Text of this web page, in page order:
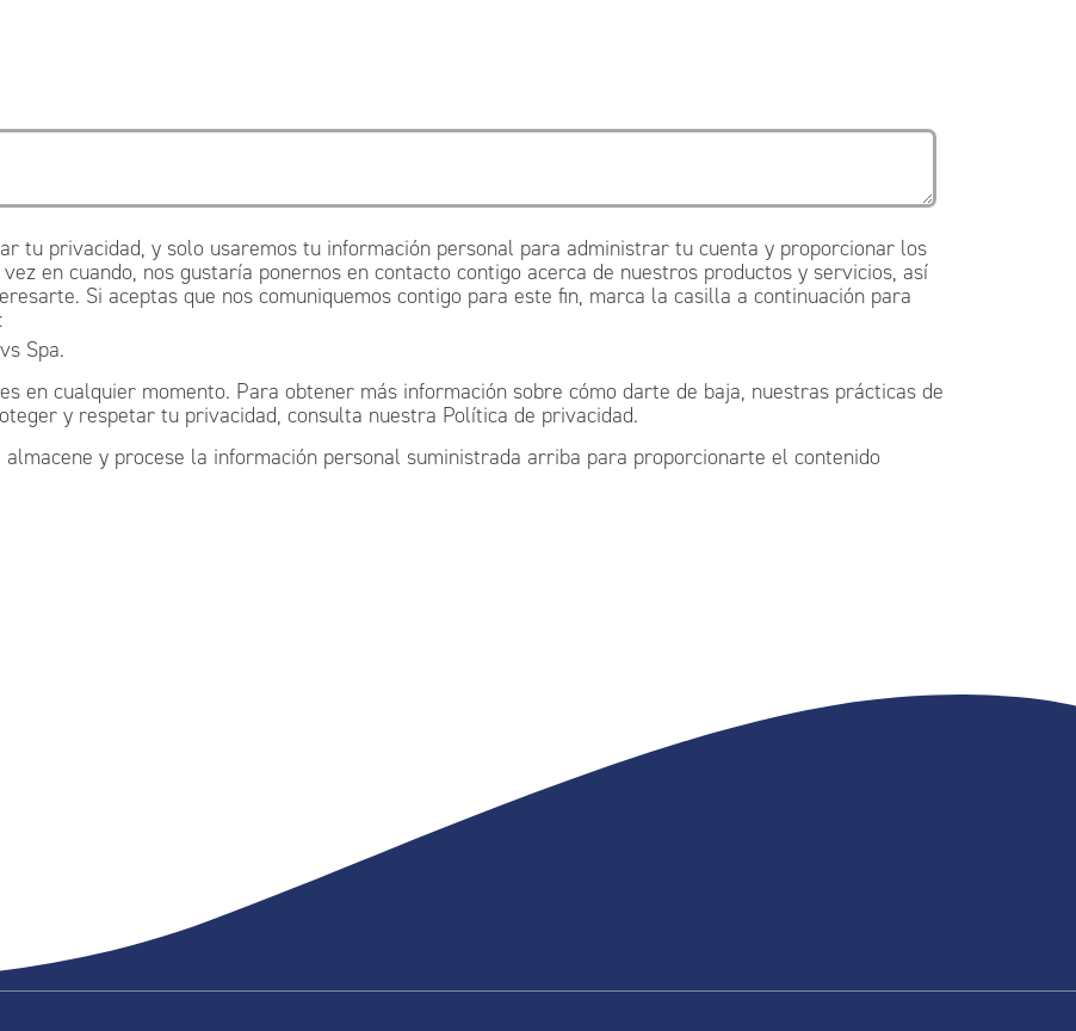
tu privacidad, y solo usaremos tu información personal para administrar tu cuenta y proporcionar los
en cuando, nos gustaría ponernos en contacto contigo acerca de nuestros productos y servicios, así
Si aceptas que nos comuniquemos contigo para este fin, marca la casilla a continuación para
Spa.
en cualquier momento. Para obtener más información sobre cómo darte de baja, nuestras prácticas de
y respetar tu privacidad, consulta nuestra Política de privacidad.
y procese la información personal suministrada arriba para proporcionarte el contenido